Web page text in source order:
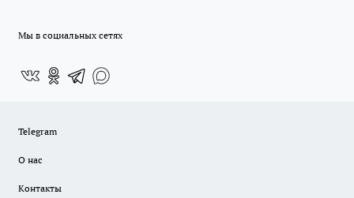
Мы в социальных сетях
Telegram
О нас
Контакты